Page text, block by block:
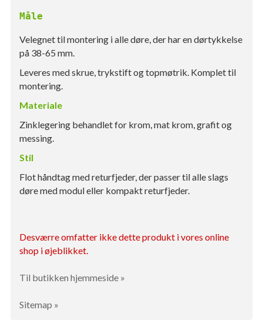
Måle
Velegnet til montering i alle døre, der har en dørtykkelse
på 38-65 mm.
Leveres med skrue, trykstift og topmøtrik. Komplet til
montering.
Materiale
Zinklegering behandlet for krom, mat krom, grafit og
messing.
Stil
Flot håndtag med returfjeder, der passer til alle slags
døre med modul eller kompakt returfjeder.
Desværre omfatter ikke dette produkt i vores online
shop i øjeblikket.
Til butikken hjemmeside »
Sitemap »